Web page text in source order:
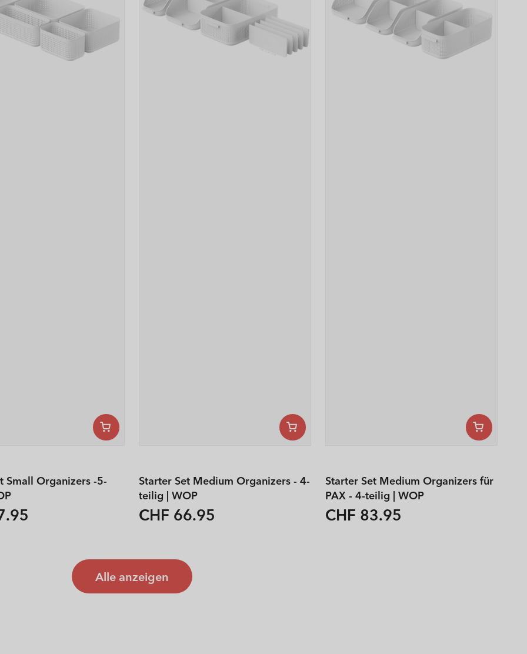
Small Organizers -5-
Starter Set Medium Organizers - 4-
teilig | WOP
Normaler
CHF 66.95
Starter Set Medium Organizers für
PAX - 4-teilig | WOP
Normaler
CHF 83.95
Alle anzeigen